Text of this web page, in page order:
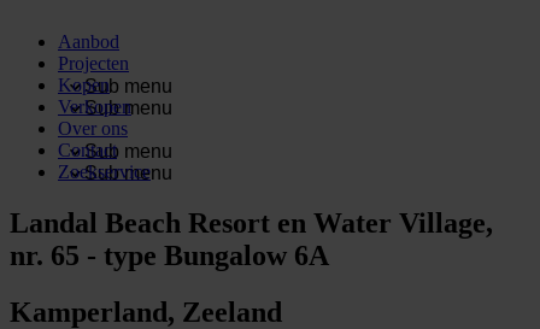
Aanbod
Projecten
Sub menu
Kopen
Sub menu
Verkopen
Over ons
Sub menu
Contact
Sub menu
Zoekservice
Landal Beach Resort en Water Village,
nr. 65 - type Bungalow 6A
Kamperland, Zeeland